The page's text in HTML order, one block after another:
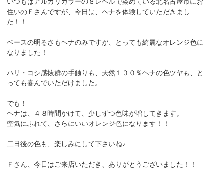
いつもはアルカリカラーの８レベルで染めている北名古屋市にお
住いのＦさんですが、今日は、ヘナを体験していただきまし
た！！
ベースの明るさもヘナのみですが、とっても綺麗なオレンジ色に
なりました！
ハリ・コシ感抜群の手触りも、天然１００％ヘナの色ツヤも、と
っても喜んでいただけました。
でも！
ヘナは、４８時間かけて、少しずつ色味が増してきます。
空気にふれて、さらにいいオレンジ色になります！！
二日後の色も、楽しみにして下さいね♪
Ｆさん、今日はご来店いただき、ありがとうございました！！